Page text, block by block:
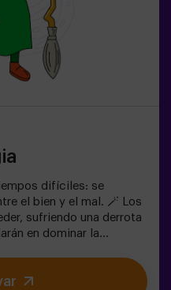
difíciles: se
el bien y el mal. 🪄 Los
sufriendo una derrota
en dominar la
la Piedra Filosofal.
¡nadie ha conseguido